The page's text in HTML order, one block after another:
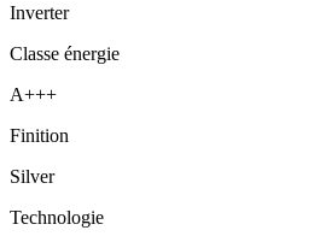
Inverter
Classe énergie
A+++
Finition
Silver
Technologie